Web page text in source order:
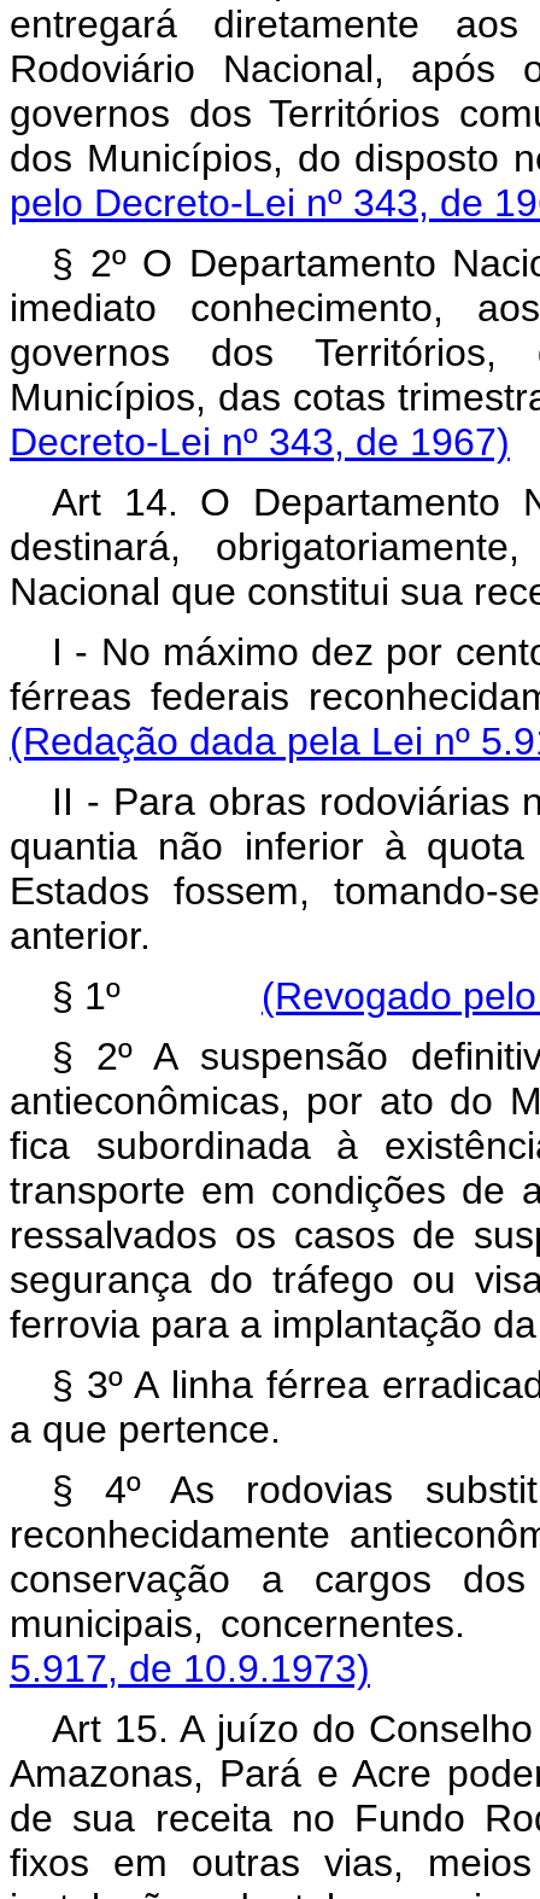
entregará diretamente
Rodoviário Nacional, após
governos dos Territórios
dos Municípios, do
pelo Decreto-Lei nº 343, de
§ 2º O Departamento
imediato conhecimento,
governos dos Territórios,
Municípios, das
Decreto-Lei nº 343, de 1967)
Art 14. O Departamento
destinará,
Nacional que constitui sua
I - No máximo dez por
férreas federais
(Redação dada pela Lei nº
II - Para obras rodoviárias
quantia não inferior à
Estados fossem,
anterior.
§ 1º (Revogado
§ 2º A suspensão
antieconômicas, por ato do
fica subordinada à
transporte em condições de
ressalvados os casos de
segurança do tráfego ou
ferrovia para a implantação
§ 3º A linha férrea
a que pertence.
§ 4º As rodovias
reconhecidamente
conservação a cargos
municipais,
5.917, de 10.9.1973)
Art 15. A juízo do
Amazonas, Pará e Acre
de sua receita no Fundo
fixos em outras vias,